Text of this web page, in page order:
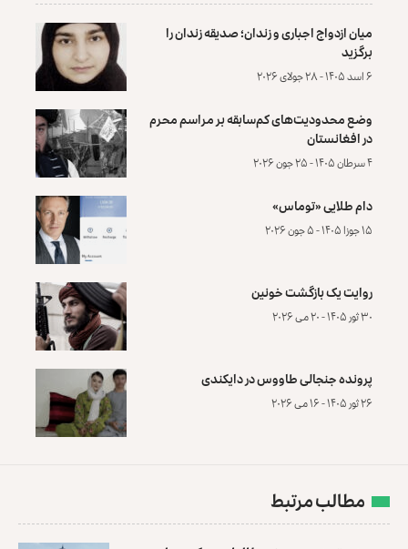
میان ازدواج اجباری و زندان؛ صدیقه زندان را
برگزید
۶ اسد ۱۴۰۵ - ۲۸ جولای ۲۰۲۶
وضع محدودیت‌های کم‌سابقه بر مراسم محرم
در افغانستان
۴ سرطان ۱۴۰۵ - ۲۵ جون ۲۰۲۶
دام طلایی «توماس»
۱۵ جوزا ۱۴۰۵ - ۵ جون ۲۰۲۶
روایت یک بازگشت خونین
۳۰ ثور ۱۴۰۵ - ۲۰ می ۲۰۲۶
پرونده‌ جنجالی طاووس در دایکندی
۲۶ ثور ۱۴۰۵ - ۱۶ می ۲۰۲۶
مطالب مرتبط